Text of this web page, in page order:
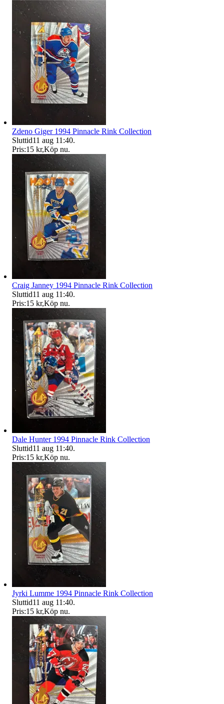
Zdeno Giger 1994 Pinnacle Rink Collection
Sluttid11 aug 11:40.
Pris:15 kr,Köp nu.
Craig Janney 1994 Pinnacle Rink Collection
Sluttid11 aug 11:40.
Pris:15 kr,Köp nu.
Dale Hunter 1994 Pinnacle Rink Collection
Sluttid11 aug 11:40.
Pris:15 kr,Köp nu.
Jyrki Lumme 1994 Pinnacle Rink Collection
Sluttid11 aug 11:40.
Pris:15 kr,Köp nu.